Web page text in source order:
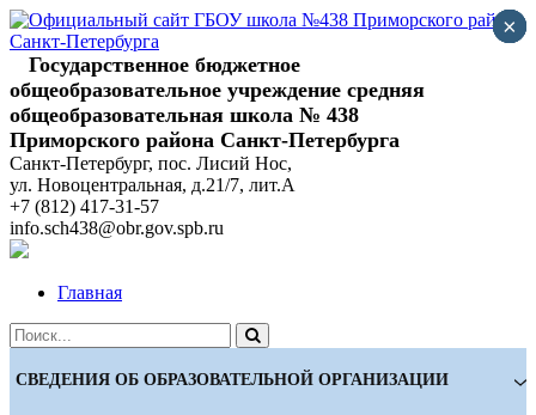
Skip
to
content
Государственное бюджетное
общеобразовательное учреждение cредняя
общеобразовательная школа № 438
Приморского района Санкт-Петербурга
Санкт-Петербург, пос. Лисий Нос,
ул. Новоцентральная, д.21/7, лит.А
+7 (812) 417-31-57
info.sch438@obr.gov.spb.ru
Главная
СВЕДЕНИЯ ОБ ОБРАЗОВАТЕЛЬНОЙ ОРГАНИЗАЦИИ
×
×
×
×
×